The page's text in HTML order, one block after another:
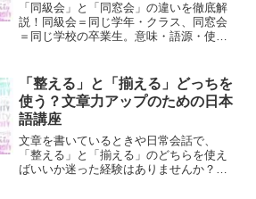
「同級会」と「同窓会」の違いを徹底解
説！同級会＝同じ学年・クラス、同窓会
＝同じ学校の卒業生。意味・語源・使い
「整える」と「揃える」どっちを
使う？文章力アップのための日本
語講座
文章を書いているときや日常会話で、
「整える」と「揃える」のどちらを使え
ばいいか迷った経験はありませんか？一